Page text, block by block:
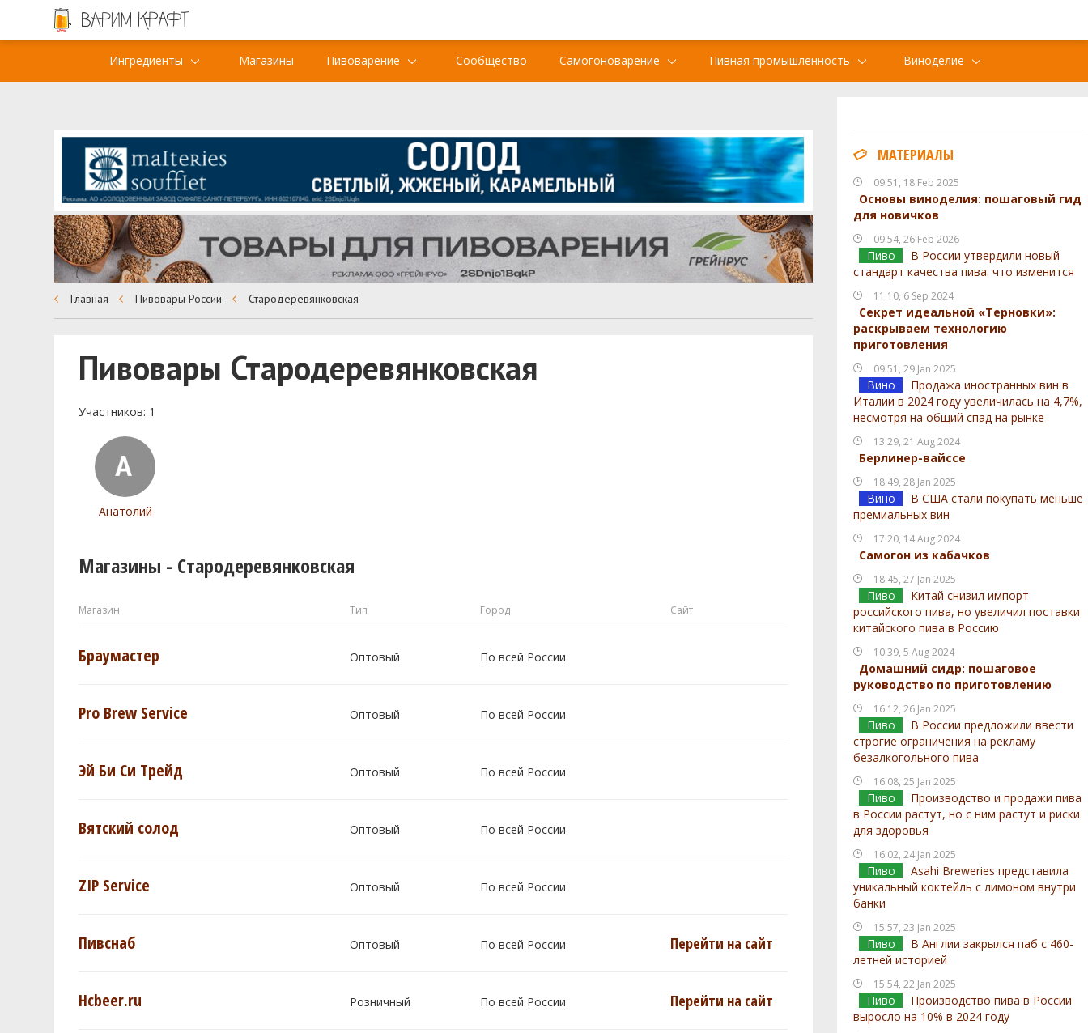
Ингредиенты Магазины Пивоварение Сообщество Самогоноварение Пивная промышленность Виноделие
МАТЕРИАЛЫ
09:51, 18 Feb 2025
Основы виноделия: пошаговый гид
для новичков
09:54, 26 Feb 2026
Пиво
В России утвердили новый
стандарт качества пива: что изменится
11:10, 6 Sep 2024
Секрет идеальной «Терновки»:
раскрываем технологию
приготовления
09:51, 29 Jan 2025
Вино
Продажа иностранных вин в
Италии в 2024 году увеличилась на 4,7%,
несмотря на общий спад на рынке
13:29, 21 Aug 2024
Берлинер-вайссе
18:49, 28 Jan 2025
Вино
В США стали покупать меньше
премиальных вин
17:20, 14 Aug 2024
Самогон из кабачков
18:45, 27 Jan 2025
Пиво
Китай снизил импорт
российского пива, но увеличил поставки
китайского пива в Россию
10:39, 5 Aug 2024
Домашний сидр: пошаговое
руководство по приготовлению
16:12, 26 Jan 2025
Пиво
В России предложили ввести
строгие ограничения на рекламу
безалкогольного пива
16:08, 25 Jan 2025
Пиво
Производство и продажи пива
в России растут, но с ним растут и риски
для здоровья
16:02, 24 Jan 2025
Пиво
Asahi Breweries представила
уникальный коктейль с лимоном внутри
банки
15:57, 23 Jan 2025
Пиво
В Англии закрылся паб с 460-
летней историей
15:54, 22 Jan 2025
Пиво
Производство пива в России
выросло на 10% в 2024 году
Главная Пивовары России Стародеревянковская
Пивовары Стародеревянковская
Участников: 1
Анатолий
Магазины - Стародеревянковская
Магазин Тип Город Сайт
Браумастер Оптовый По всей России
Pro Brew Service Оптовый По всей России
Эй Би Си Трейд Оптовый По всей России
Вятский солод Оптовый По всей России
ZIP Service Оптовый По всей России
Пивснаб Оптовый По всей России Перейти на сайт
Hcbeer.ru Розничный По всей России Перейти на сайт